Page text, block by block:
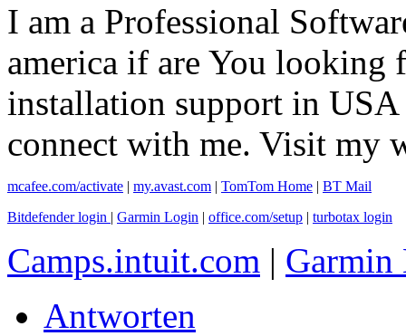
I am a Professional
america if are You looking
installation support in
connect with me. Visit my
mcafee.com/activate | my.avast.com | TomTom Home | BT Mail
Bitdefender login | Garmin Login | office.com/setup | turbotax login
Camps.intuit.com | Garmin
Antworten